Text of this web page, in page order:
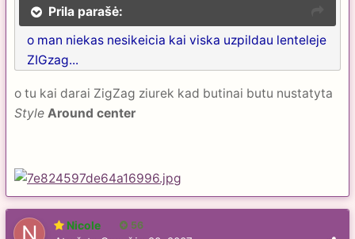
Prila parašė:
o man niekas nesikeicia kai viska uzpildau lenteleje
ZIGzag...
o tu kai darai ZigZag ziurek kad butinai butu nustatyta
Style Around center
Nicole 56